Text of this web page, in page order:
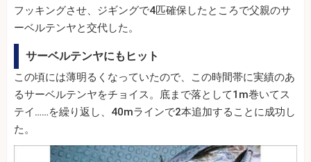
フッキングさせ、ジギングで4匹確保したところで父親のサ
ーベルテンヤと交代した。
サーベルテンヤにもヒット
この頃には薄明るくなっていたので、この時間帯に実績のあ
るサーベルテンヤをチョイス。底まで落として1m巻いてス
テイ……を繰り返し、40mラインで2本追加することに成功し
た。